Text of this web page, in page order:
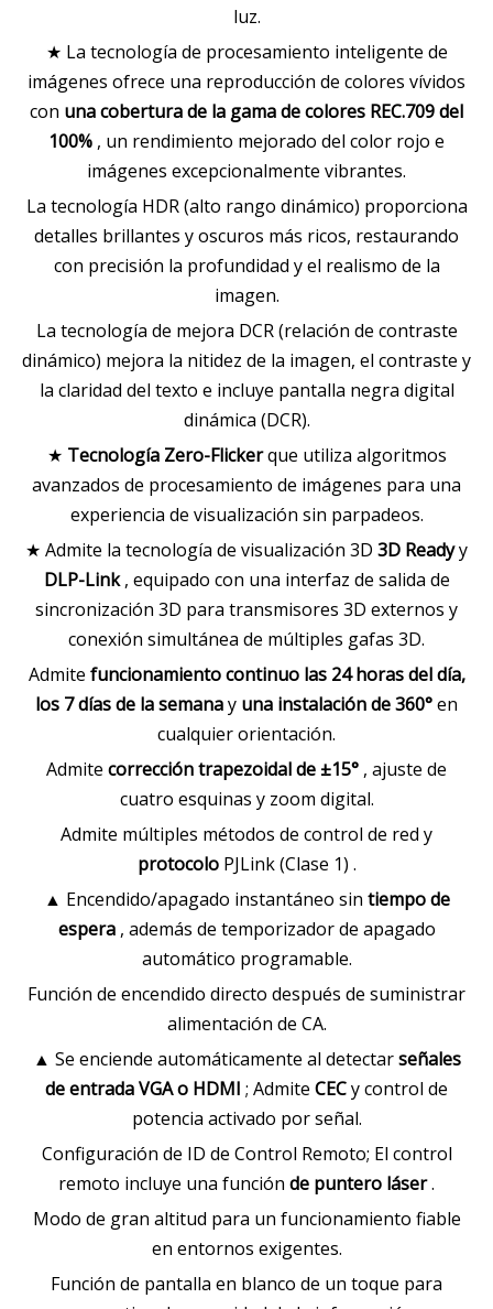
luz.
★ La tecnología de procesamiento inteligente de
imágenes ofrece una reproducción de colores vívidos
con una cobertura de la gama de colores REC.709 del
100% , un rendimiento mejorado del color rojo e
imágenes excepcionalmente vibrantes.
La tecnología HDR (alto rango dinámico) proporciona
detalles brillantes y oscuros más ricos, restaurando
con precisión la profundidad y el realismo de la
imagen.
La tecnología de mejora DCR (relación de contraste
dinámico) mejora la nitidez de la imagen, el contraste y
la claridad del texto e incluye pantalla negra digital
dinámica (DCR).
★ Tecnología Zero-Flickerque utiliza algoritmos
avanzados de procesamiento de imágenes para una
experiencia de visualización sin parpadeos.
★ Admite la tecnología de visualización 3D 3D Readyy
DLP-Link, equipado con una interfaz de salida de
sincronización 3D para transmisores 3D externos y
conexión simultánea de múltiples gafas 3D.
Admite funcionamiento continuo las 24 horas del día,
los 7 días de la semanay una instalación de 360°en
cualquier orientación.
Admite corrección trapezoidal de ±15° , ajuste de
cuatro esquinas y zoom digital.
Admite múltiples métodos de control de red y
protocolo PJLink (Clase 1) .
▲ Encendido/apagado instantáneo sin tiempo de
espera , además de temporizador de apagado
automático programable.
Función de encendido directo después de suministrar
alimentación de CA.
▲ Se enciende automáticamente al detectarseñales
de entrada VGA o HDMI ; Admite CECy control de
potencia activado por señal.
Configuración de ID de Control Remoto; El control
remoto incluye una función de puntero láser.
Modo de gran altitud para un funcionamiento fiable
en entornos exigentes.
Función de pantalla en blanco de un toque para